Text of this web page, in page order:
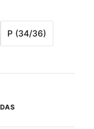
P (34/36)